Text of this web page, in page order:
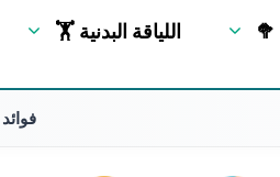
🏋 اللياقة البدنية
7